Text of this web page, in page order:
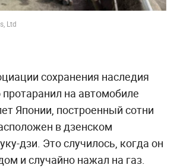
Ltd
сохранения наследия
на автомобиле
Японии, построенный сотни
в дзенском
дзи. Это случилось, когда он
и случайно нажал на газ.